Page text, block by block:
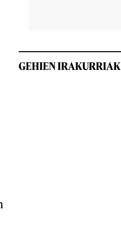
GEHIEN IRAKURRIAK